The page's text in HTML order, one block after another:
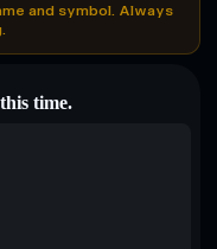
and symbol. Always
time.